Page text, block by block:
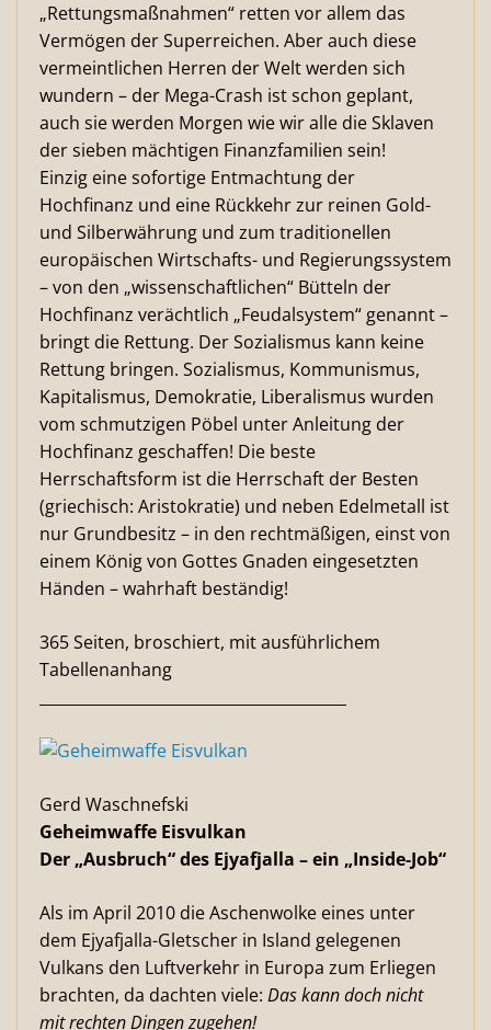
„Rettungsmaßnahmen“ retten vor allem das
Vermögen der Superreichen. Aber auch diese
vermeintlichen Herren der Welt werden sich
wundern – der Mega-Crash ist schon geplant,
auch sie werden Morgen wie wir alle die Sklaven
der sieben mächtigen Finanzfamilien sein!
Einzig eine sofortige Entmachtung der
Hochfinanz und eine Rückkehr zur reinen Gold-
und Silberwährung und zum traditionellen
europäischen Wirtschafts- und Regierungssystem
– von den „wissenschaftlichen“ Bütteln der
Hochfinanz verächtlich „Feudalsystem“ genannt –
bringt die Rettung. Der Sozialismus kann keine
Rettung bringen. Sozialismus, Kommunismus,
Kapitalismus, Demokratie, Liberalismus wurden
vom schmutzigen Pöbel unter Anleitung der
Hochfinanz geschaffen! Die beste
Herrschaftsform ist die Herrschaft der Besten
(griechisch: Aristokratie) und neben Edelmetall ist
nur Grundbesitz – in den rechtmäßigen, einst von
einem König von Gottes Gnaden eingesetzten
Händen – wahrhaft beständig!
365 Seiten, broschiert, mit ausführlichem
Tabellenanhang
Gerd Waschnefski
Geheimwaffe Eisvulkan
Der „Ausbruch“ des Ejyafjalla – ein „Inside-Job“
Als im April 2010 die Aschenwolke eines unter
dem Ejyafjalla-Gletscher in Island gelegenen
Vulkans den Luftverkehr in Europa zum Erliegen
brachten, da dachten viele: Das kann doch nicht
mit rechten Dingen zugehen!